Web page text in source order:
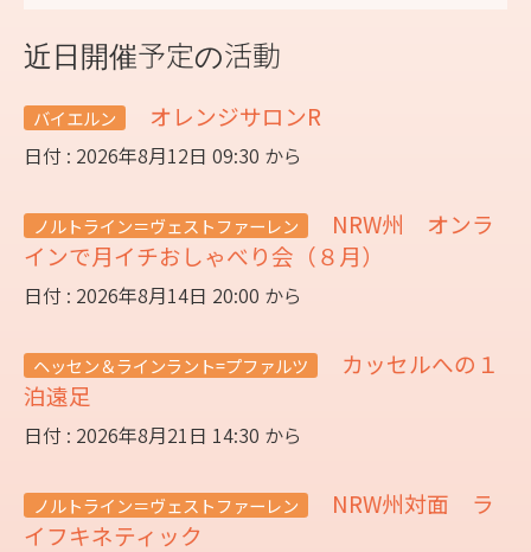
近日開催予定の活動
バイエルン オレンジサロンR
日付 : 2026年8月12日 09:30 から
ノルトライン＝ヴェストファーレン
NRW州 オンラ
インで月イチおしゃべり会（８月）
日付 : 2026年8月14日 20:00 から
ヘッセン＆ラインラント=プファルツ
カッセルへの１
泊遠足
日付 : 2026年8月21日 14:30 から
ノルトライン＝ヴェストファーレン
NRW州対面 ラ
イフキネティック